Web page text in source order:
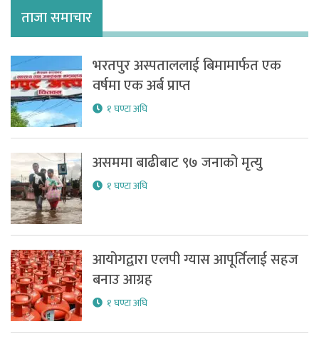
ताजा समाचार
भरतपुर अस्पताललाई बिमामार्फत एक
वर्षमा एक अर्ब प्राप्त
१ घण्टा अघि
असममा बाढीबाट ९७ जनाको मृत्यु
१ घण्टा अघि
आयोगद्वारा एलपी ग्यास आपूर्तिलाई सहज
बनाउ आग्रह
१ घण्टा अघि